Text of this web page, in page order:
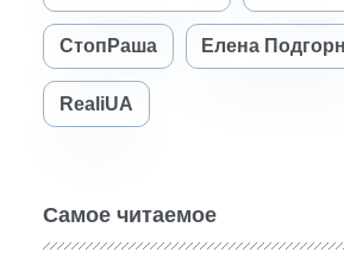
СтопРаша Елена
RealiUA
Самое читаемое